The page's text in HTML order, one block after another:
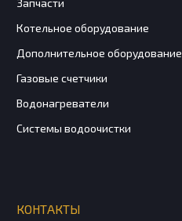
Запчасти
Котельное оборудование
Дополнительное оборудование
Газовые счетчики
Водонагреватели
Системы водоочистки
КОНТАКТЫ